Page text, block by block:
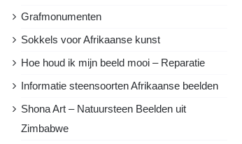
Grafmonumenten
Sokkels voor Afrikaanse kunst
Hoe houd ik mijn beeld mooi – Reparatie
Informatie steensoorten Afrikaanse beelden
Shona Art – Natuursteen Beelden uit
Zimbabwe